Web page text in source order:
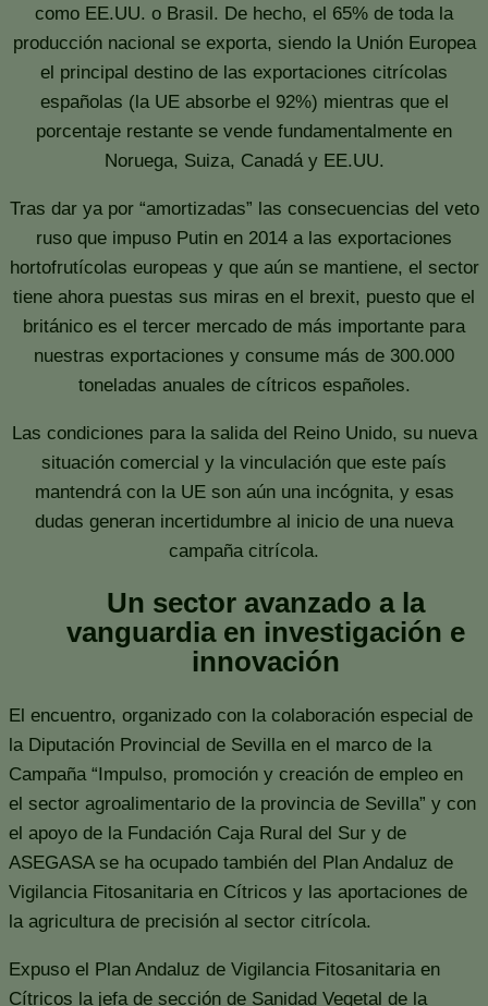
como EE.UU. o Brasil. De hecho, el 65% de toda la
producción nacional se exporta, siendo la Unión Europea
el principal destino de las exportaciones citrícolas
españolas (la UE absorbe el 92%) mientras que el
porcentaje restante se vende fundamentalmente en
Noruega, Suiza, Canadá y EE.UU.
Tras dar ya por “amortizadas” las consecuencias del veto
ruso que impuso Putin en 2014 a las exportaciones
hortofrutícolas europeas y que aún se mantiene, el sector
tiene ahora puestas sus miras en el brexit, puesto que el
británico es el tercer mercado de más importante para
nuestras exportaciones y consume más de 300.000
toneladas anuales de cítricos españoles.
Las condiciones para la salida del Reino Unido, su nueva
situación comercial y la vinculación que este país
mantendrá con la UE son aún una incógnita, y esas
dudas generan incertidumbre al inicio de una nueva
campaña citrícola.
Un sector avanzado a la
vanguardia en investigación e
innovación
El encuentro, organizado con la colaboración especial de
la Diputación Provincial de Sevilla en el marco de la
Campaña “Impulso, promoción y creación de empleo en
el sector agroalimentario de la provincia de Sevilla” y con
el apoyo de la Fundación Caja Rural del Sur y de
ASEGASA se ha ocupado también del Plan Andaluz de
Vigilancia Fitosanitaria en Cítricos y las aportaciones de
la agricultura de precisión al sector citrícola.
Expuso el Plan Andaluz de Vigilancia Fitosanitaria en
Cítricos la jefa de sección de Sanidad Vegetal de la